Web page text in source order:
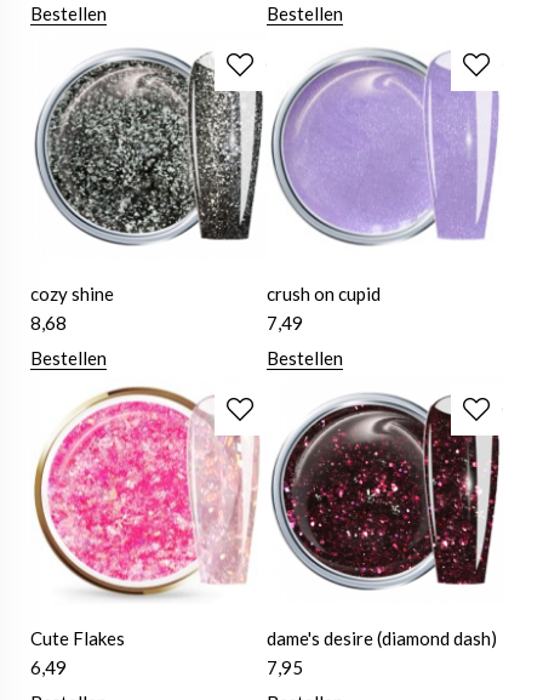
Bestellen
Bestellen
cozy shine
8,68
Bestellen
crush on cupid
7,49
Bestellen
Cute Flakes
6,49
dame's desire (diamond dash)
7,95